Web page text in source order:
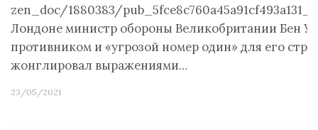
zen_doc/1880383/
Лондоне министр обороны Великобритании Бен
противником и «угрозой номер один» для его
жонглировал выражениями…
23/05/2021